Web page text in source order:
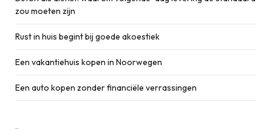
zou moeten zijn
Rust in huis begint bij goede akoestiek
Een vakantiehuis kopen in Noorwegen
Een auto kopen zonder financiële verrassingen